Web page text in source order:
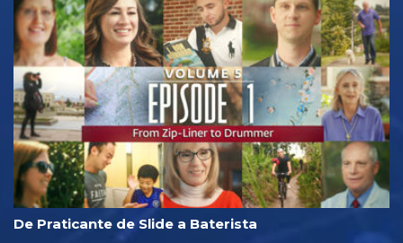
De Praticante de Slide a Baterista